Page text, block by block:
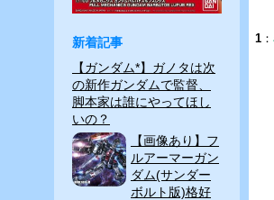
1 ：
新着記事
【ガンダム*】ガノタは次
の新作ガンダムで監督、
脚本家は誰にやってほし
いの？
【画像あり】フ
ルアーマーガン
ダム(サンダー
ボルト版)格好